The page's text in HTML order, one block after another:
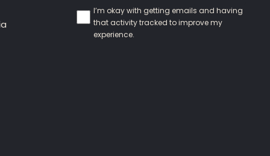
I’m okay with getting emails and having
that activity tracked to improve my
experience.